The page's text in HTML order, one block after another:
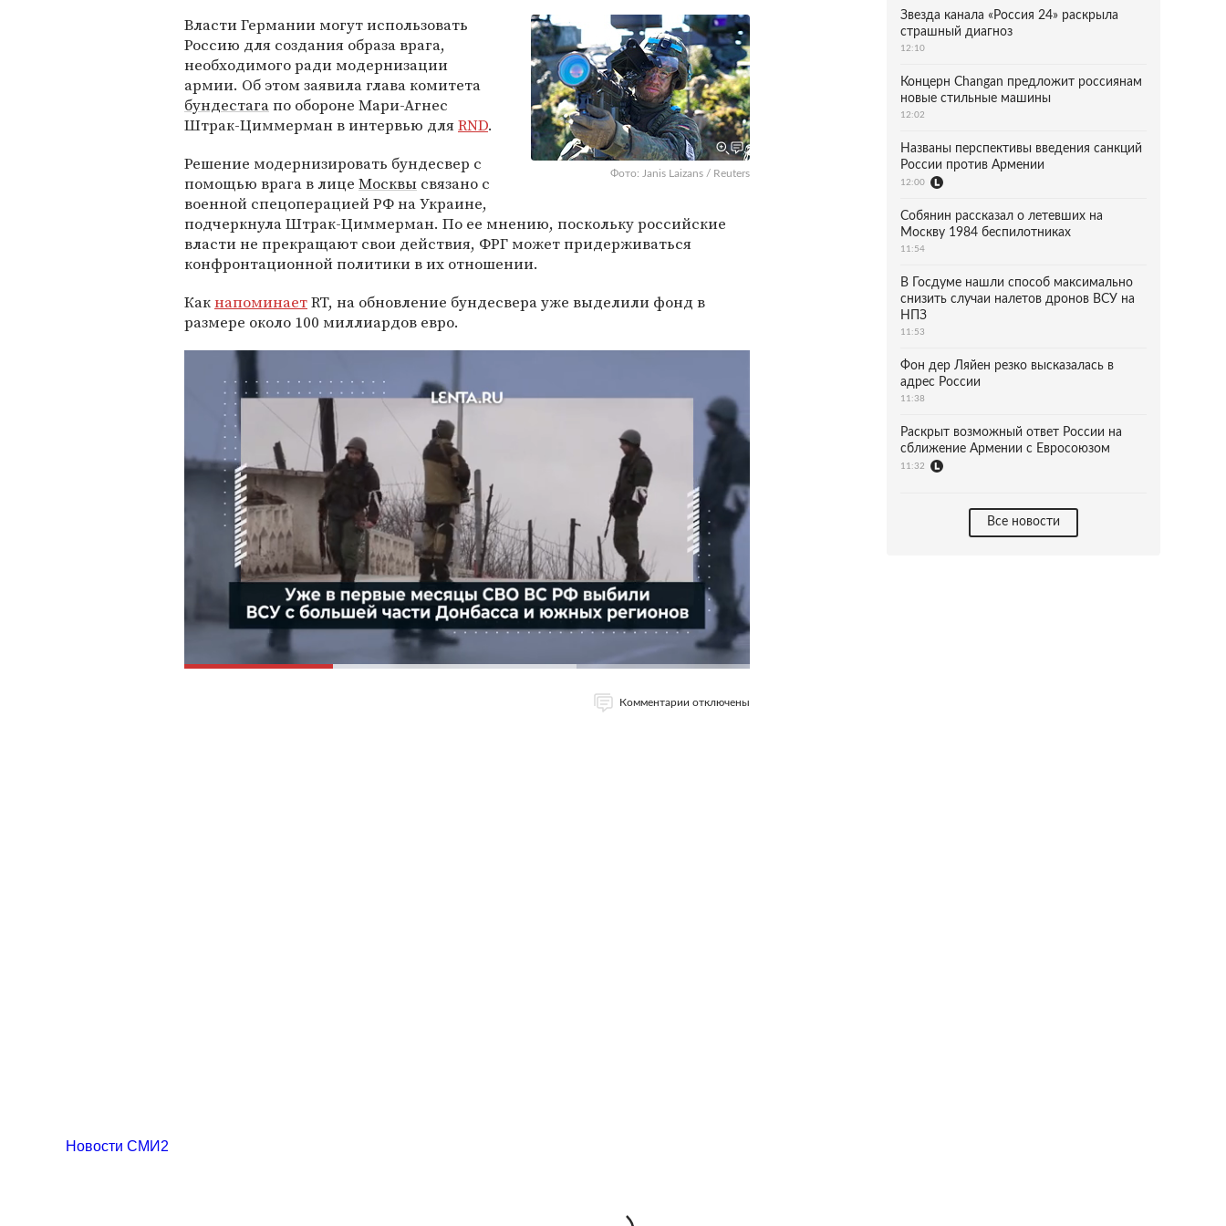
Фото: Janis Laizans / Reuters
Власти Германии могут использовать
Россию для создания образа врага,
необходимого ради модернизации
армии. Об этом заявила глава комитета
бундестагапо обороне Мари-Агнес
Штрак-Циммерман в интервью дляRND.
Решение модернизировать бундесвер с
помощью врага в лице Москвы связано с
военной спецоперацией РФ на Украине,
подчеркнула Штрак-Циммерман. По ее мнению, поскольку российские
власти не прекращают свои действия, ФРГ может придерживаться
конфронтационной политики в их отношении.
КакнапоминаетRT, на обновление бундесвера уже выделили фонд в
размере около 100 миллиардов евро.
Комментарии отключены
Звезда канала «Россия 24» раскрыла
страшный диагноз
12:10
Концерн Changan предложит россиянам
новые стильные машины
12:02
Названы перспективы введения санкций
России против Армении
12:00
Собянин рассказал о летевших на
Москву 1984 беспилотниках
11:54
В Госдуме нашли способ максимально
снизить случаи налетов дронов ВСУ на
НПЗ
11:53
Фон дер Ляйен резко высказалась в
адрес России
11:38
Раскрыт возможный ответ России на
сближение Армении с Евросоюзом
11:32
Все новости
Новости СМИ2